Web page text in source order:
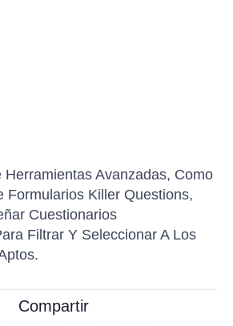
Herramientas Avanzadas, Como
Formularios Killer Questions,
Cuestionarios
Filtrar Y Seleccionar A Los
Compartir